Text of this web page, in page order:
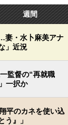
週間
妻・水卜麻美アナ
」近況
監督の“再就職
一択か
平のカネを使い込
う』」